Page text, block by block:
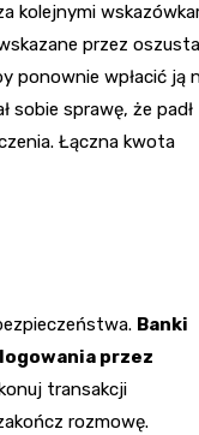
kolejnymi
przez oszusta
ponownie wpłacić ją
sobie sprawę, że padł
Łączna kwota
Banki
przez
transakcji
rozmowę.